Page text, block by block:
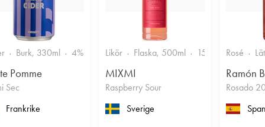
Burk, 330ml 4% Torr/halvtorr
Pomme
Sec
Frankrike
Likör Flaska, 500ml 15% Annan
MIXMI
Raspberry Sour
Sverige
Rosé
Ramón
Rosado